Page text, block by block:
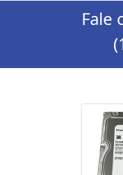
Fale